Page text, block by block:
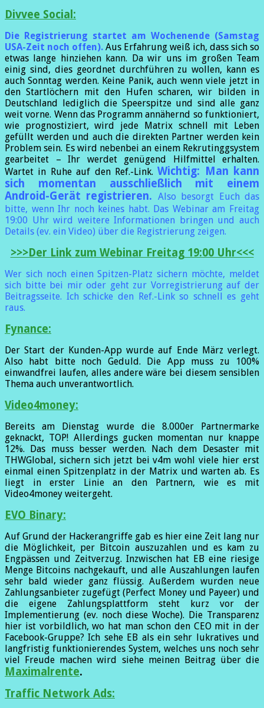
Divvee Social:
Die Registrierung startet am Wochenende (Samstag
USA-Zeit noch offen). Aus Erfahrung weiß ich, dass sich so
etwas lange hinziehen kann. Da wir uns im großen Team
einig sind, dies geordnet durchführen zu wollen, kann es
auch Sonntag werden. Keine Panik, auch wenn viele jetzt in
den Startlöchern mit den Hufen scharen, wir bilden in
Deutschland lediglich die Speerspitze und sind alle ganz
weit vorne. Wenn das Programm annähernd so funktioniert,
wie prognostiziert, wird jede Matrix schnell mit Leben
gefüllt werden und auch die direkten Partner werden kein
Problem sein. Es wird nebenbei an einem Rekrutinggsystem
gearbeitet – Ihr werdet genügend Hilfmittel erhalten.
Wartet in Ruhe auf den Ref.-Link.Wichtig: Man kann
sich momentan ausschließlich mit einem
Android-Gerät registrieren. Also besorgt Euch das
bitte, wenn Ihr noch keines habt. Das Webinar am Freitag
19:00 Uhr wird weitere Informationen bringen und auch
Details (ev. ein Video) über die Registrierung zeigen.
>>>Der Link zum Webinar Freitag 19:00 Uhr<<<
Wer sich noch einen Spitzen-Platz sichern möchte, meldet
sich bitte bei mir oder geht zur Vorregistrierung auf der
Beitragsseite. Ich schicke den Ref.-Link so schnell es geht
raus.
Fynance:
Der Start der Kunden-App wurde auf Ende März verlegt.
Also habt bitte noch Geduld. Die App muss zu 100%
einwandfrei laufen, alles andere wäre bei diesem sensiblen
Thema auch unverantwortlich.
Video4money:
Bereits am Dienstag wurde die 8.000er Partnermarke
geknackt, TOP! Allerdings gucken momentan nur knappe
12%. Das muss besser werden. Nach dem Desaster mit
THWGlobal, sichern sich jetzt bei v4m wohl viele hier erst
einmal einen Spitzenplatz in der Matrix und warten ab. Es
liegt in erster Linie an den Partnern, wie es mit
Video4money weitergeht.
EVO Binary:
Auf Grund der Hackerangriffe gab es hier eine Zeit lang nur
die Möglichkeit, per Bitcoin auszuzahlen und es kam zu
Engpässen und Zeitverzug. Inzwischen hat EB eine riesige
Menge Bitcoins nachgekauft, und alle Auszahlungen laufen
sehr bald wieder ganz flüssig. Außerdem wurden neue
Zahlungsanbieter zugefügt (Perfect Money und Payeer) und
die eigene Zahlungsplattform steht kurz vor der
Implementierung (ev. noch diese Woche). Die Transparenz
hier ist vorbildlich, wo hat man schon den CEO mit in der
Facebook-Gruppe? Ich sehe EB als ein sehr lukratives und
langfristig funktionierendes System, welches uns noch sehr
viel Freude machen wird siehe meinen Beitrag über die
Maximalrente.
Traffic Network Ads: